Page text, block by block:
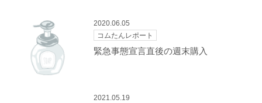
2020.06.05
コムたんレポート
緊急事態宣言直後の週末購入
2021.05.19